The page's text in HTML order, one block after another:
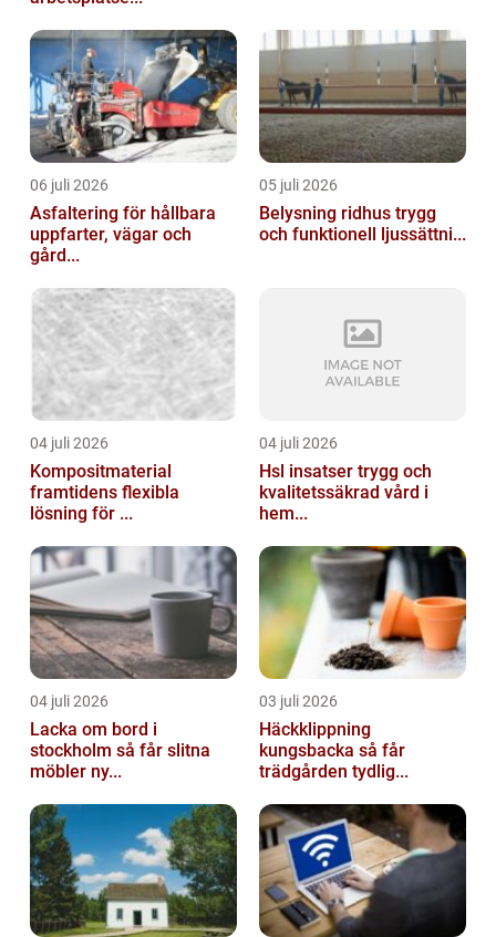
06 juli 2026
Asfaltering för hållbara
uppfarter, vägar och
gård...
05 juli 2026
Belysning ridhus trygg
och funktionell ljussättni...
04 juli 2026
Kompositmaterial
framtidens flexibla
lösning för ...
04 juli 2026
Hsl insatser trygg och
kvalitetssäkrad vård i
hem...
04 juli 2026
Lacka om bord i
stockholm så får slitna
möbler ny...
03 juli 2026
Häckklippning
kungsbacka så får
trädgården tydlig...